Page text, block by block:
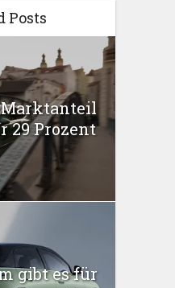
Posts
29 Prozent
gibt es für